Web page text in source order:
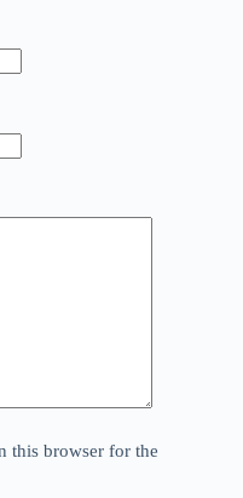
this browser for the